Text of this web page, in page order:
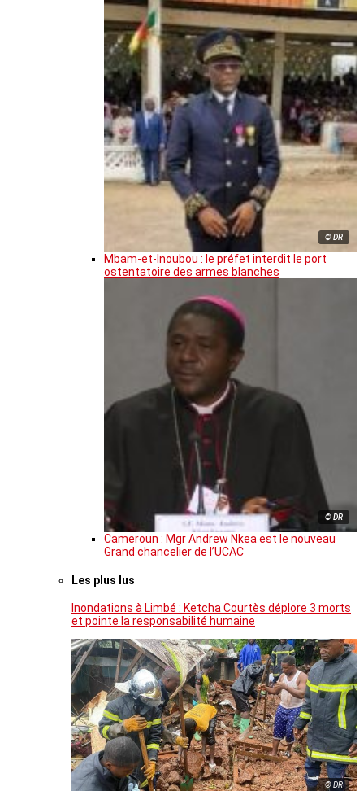
© DR
Mbam-et-Inoubou : le préfet interdit le port
ostentatoire des armes blanches
© DR
Cameroun : Mgr Andrew Nkea est le nouveau
Grand chancelier de l’UCAC
Les plus lus
Inondations à Limbé : Ketcha Courtès déplore 3 morts
et pointe la responsabilité humaine
© DR